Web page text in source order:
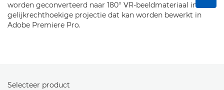
worden geconverteerd naar 180° VR-beeldmateriaal in een
gelijkrechthoekige projectie dat kan worden bewerkt in
Adobe Premiere Pro.
Selecteer product